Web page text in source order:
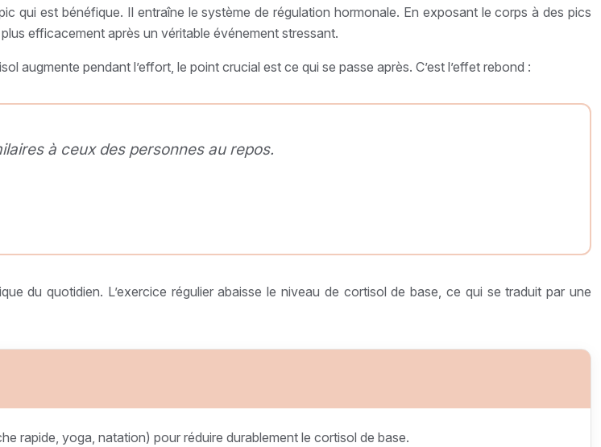
qui est bénéfique. Il entraîne le système de régulation hormonale. En exposant le corps à des pics
efficacement après un véritable événement stressant.
augmente pendant l’effort, le point crucial est ce qui se passe après. C’est l’effet rebond :
à ceux des personnes au repos.
du quotidien. L’exercice régulier abaisse le niveau de cortisol de base, ce qui se traduit par une
rapide, yoga, natation) pour réduire durablement le cortisol de base.